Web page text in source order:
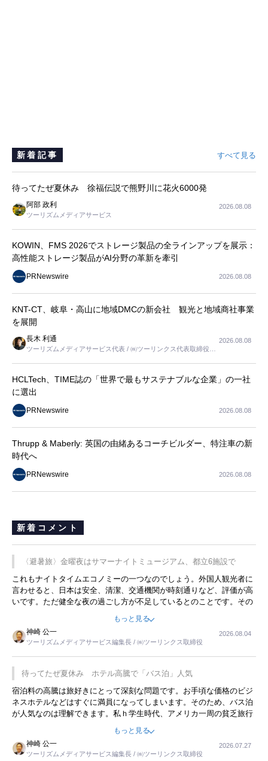
新着記事 すべて見る
待ってたぜ夏休み 徐福伝説で熊野川に花火6000発
阿部 政利
ツーリズムメディアサービス
2026.08.08
KOWIN、FMS 2026でストレージ製品の全ラインアップを展示：
高性能ストレージ製品がAI分野の革新を牽引
PRNewswire 2026.08.08
KNT-CT、岐阜・高山に地域DMCの新会社 観光と地域商社事業
を展開
長木 利通
ツーリズムメディアサービス代表 / ㈱ツーリンクス代表取締役社
2026.08.08
HCLTech、TIME誌の「世界で最もサステナブルな企業」の一社
に選出
PRNewswire 2026.08.08
Thrupp & Maberly: 英国の由緒あるコーチビルダー、特注車の新
時代へ
PRNewswire 2026.08.08
新着コメント
〈避暑旅〉金曜夜はサマーナイトミュージアム、都立6施設で
これもナイトタイムエコノミーの一つなのでしょう。外国人観光者に
言わせると、日本は安全、清潔、交通機関が時刻通りなど、評価が高
いです。ただ健全な夜の過ごし方が不足しているとのことです。その
ような意味で、金曜夜にこのようなイベントが行われれば、日本人に
限らず外国人にとっても楽しみが増えるでしょうね。
もっと見る
神崎 公一
ツーリズムメディアサービス編集長 / ㈱ツーリンクス取締役
2026.08.04
待ってたぜ夏休み ホテル高騰で「バス泊」人気
宿泊料の高騰は旅好きにとって深刻な問題です。お手頃な価格のビジ
ネスホテルなどはすぐに満員になってしまいます。そのため、バス泊
が人気なのは理解できます。私ｈ学生時代、アメリカ一周の貧乏旅行
をした時は、移動はグレイハウンドバスでした。夕方から夜の便を利
用してホテル代を浮かせていました。ただし、若いからできたことで
す。若い人が夜行バスで京都に行った、青森に行ったと聞くと、疲れ
が残らないのかなと思ってしまいます。
もっと見る
神崎 公一
ツーリズムメディアサービス編集長 / ㈱ツーリンクス取締役
2026.07.27